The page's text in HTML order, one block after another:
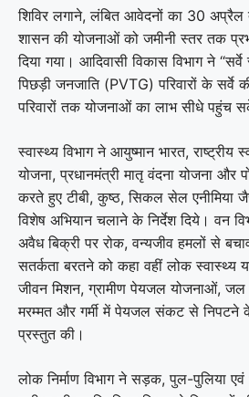
शिविर लगाने, लंबित आवेदनों का 30
शासन की योजनाओं को जमीनी स्तर तक
दिया गया। आदिवासी विकास विभाग ने
पिछड़ी जनजाति (PVTG) परिवारों के सर्वे
परिवारों तक योजनाओं का लाभ सीधे पहुंच
स्वास्थ्य विभाग ने आयुष्मान भारत, राष्ट्रीय
योजना, प्रधानमंत्री मातृ वंदना योजना और
करते हुए टीबी, कुष्ठ, सिकल सेल एनीमिया
विशेष अभियान चलाने के निर्देश दिये। वन
अवैध बिक्री पर रोक, वन्यजीव हमलों से
सतर्कता बरतने को कहा वहीं लोक स्वास्थ्य
जीवन मिशन, ग्रामीण पेयजल योजनाओं, जल
मरम्मत और गर्मी में पेयजल संकट से निपटने
प्रस्तुत की।
लोक निर्माण विभाग ने सड़क, पुल-पुलिया एवं